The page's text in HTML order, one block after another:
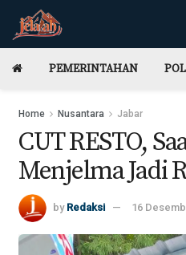
PEMERINTAHAN
Home Nusantara Jabar
CUT RESTO,
Menjelma Jadi
by Redaksi 16